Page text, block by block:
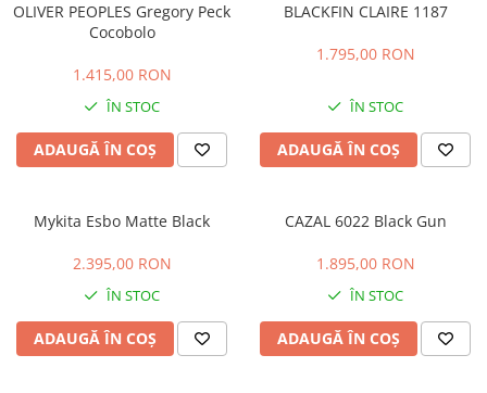
MONT BLANC
OLIVER PEOPLES
ORGREEN
PERSOL
PETER AND MAY
RAY-BAN
OLIVER PEOPLES Gregory Peck
Cocobolo
1.415,00 RON
ÎN STOC
ADAUGĂ ÎN COȘ
BLACKFIN CLAIRE 1187
1.795,00 RON
ÎN STOC
ADAUGĂ ÎN COȘ
Mykita Esbo Matte Black
2.395,00 RON
ÎN STOC
ADAUGĂ ÎN COȘ
CAZAL 6022 Black Gun
1.895,00 RON
ÎN STOC
ADAUGĂ ÎN COȘ